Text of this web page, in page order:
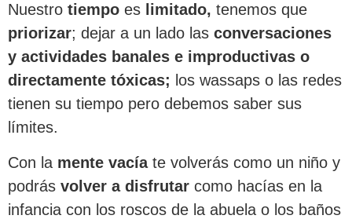
Nuestro tiempo es limitado, tenemos que
priorizar; dejar a un lado las conversaciones
y actividades banales e improductivas o
directamente tóxicas; los wassaps o las redes
tienen su tiempo pero debemos saber sus
límites.
Con la mente vacíate volverás como un niño y
podrás volver a disfrutar como hacías en la
infancia con los roscos de la abuela o los baños